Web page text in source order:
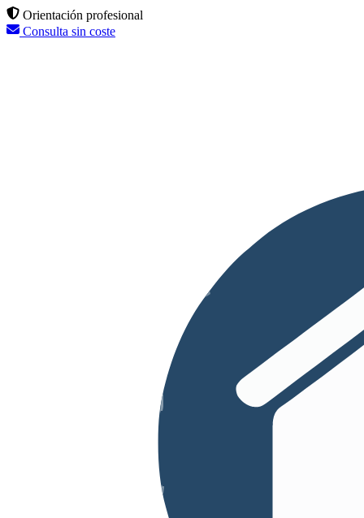
Orientación profesional
Consulta sin coste